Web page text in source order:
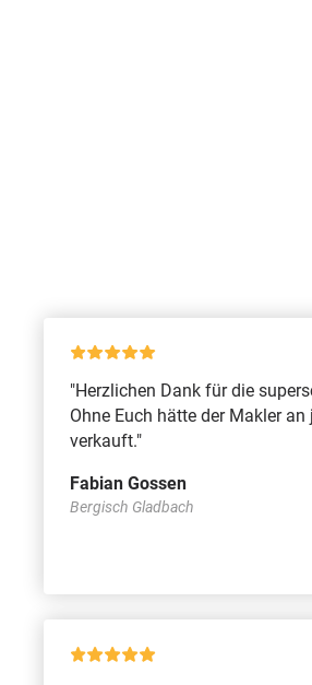
"Herzlichen Dank für die
Ohne Euch hätte der Makler
verkauft."
Fabian Gossen
Bergisch Gladbach